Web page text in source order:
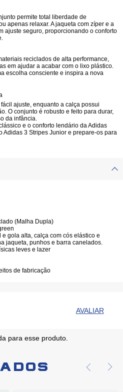
permite total liberdade de
apenas relaxar. A jaqueta com zíper e a
ajuste seguro, proporcionando o conforto
reciclados de alta performance,
em ajudar a acabar com o lixo plástico.
escolha consciente e inspira a nova
ajuste, enquanto a calça possui
O conjunto é robusto e feito para durar,
da infância.
e o conforto lendário da Adidas
Adidas 3 Stripes Junior e prepare-os para
(Malha Dupla)
gola alta, calça com cós elástico e
jaqueta, punhos e barra canelados.
leves e lazer
de fabricação
para esse produto.